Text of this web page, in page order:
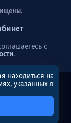
с
.
находиться на
указанных в